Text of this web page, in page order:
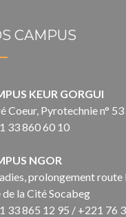
CAMPUS
KEUR GORGUI
Coeur, Pyrotechnie n° 53
33 860 60 10
NGOR
prolongement route
de la Cité Socabeg
33 865 12 95 / +221 76